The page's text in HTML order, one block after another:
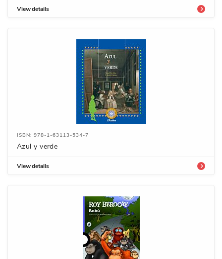
View details
ISBN: 978-1-63113-534-7
Azul y verde
View details